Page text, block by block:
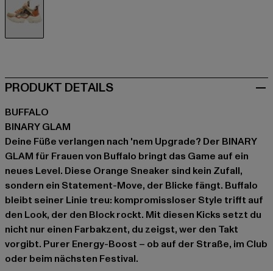
PRODUKT DETAILS
BUFFALO
BINARY GLAM
Deine Füße verlangen nach 'nem Upgrade? Der BINARY
GLAM für Frauen von Buffalo bringt das Game auf ein
neues Level. Diese Orange Sneaker sind kein Zufall,
sondern ein Statement-Move, der Blicke fängt. Buffalo
bleibt seiner Linie treu: kompromissloser Style trifft auf
den Look, der den Block rockt. Mit diesen Kicks setzt du
nicht nur einen Farbakzent, du zeigst, wer den Takt
vorgibt. Purer Energy-Boost – ob auf der Straße, im Club
oder beim nächsten Festival.